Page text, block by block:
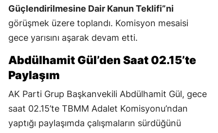
Güçlendirilmesine Dair Kanun Teklifi”ni
görüşmek üzere toplandı. Komisyon mesaisi
gece yarısını aşarak devam etti.
Abdülhamit Gül’den Saat 02.15’te
Paylaşım
AK Parti Grup Başkanvekili Abdülhamit Gül, gece
saat 02.15’te TBMM Adalet Komisyonu’ndan
yaptığı paylaşımda çalışmaların sürdüğünü